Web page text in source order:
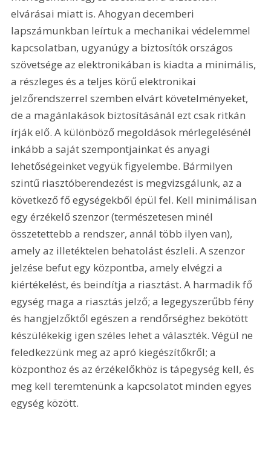
elvárásai miatt is. Ahogyan decemberi
lapszámunkban leírtuk a mechanikai védelemmel
kapcsolatban, ugyanúgy a biztosítók országos
szövetsége az elektronikában is kiadta a minimális,
a részleges és a teljes körű elektronikai
jelzőrendszerrel szemben elvárt követelményeket,
de a magánlakások biztosításánál ezt csak ritkán
írják elő. A különböző megoldások mérlegelésénél
inkább a saját szempontjainkat és anyagi
lehetőségeinket vegyük figyelembe. Bármilyen
szintű riasztóberendezést is megvizsgálunk, az a
következő fő egységekből épül fel. Kell minimálisan
egy érzékelő szenzor (természetesen minél
összetettebb a rendszer, annál több ilyen van),
amely az illetéktelen behatolást észleli. A szenzor
jelzése befut egy központba, amely elvégzi a
kiértékelést, és beindítja a riasztást. A harmadik fő
egység maga a riasztás jelző; a legegyszerűbb fény
és hangjelzőktől egészen a rendőrséghez bekötött
készülékekig igen széles lehet a választék. Végül ne
feledkezzünk meg az apró kiegészítőkről; a
központhoz és az érzékelőkhöz is tápegység kell, és
meg kell teremtenünk a kapcsolatot minden egyes
egység között.